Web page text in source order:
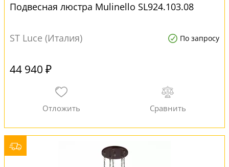
Подвесная люстра Mulinello SL924.103.08
ST Luce (Италия) По запросу
44 940 ₽